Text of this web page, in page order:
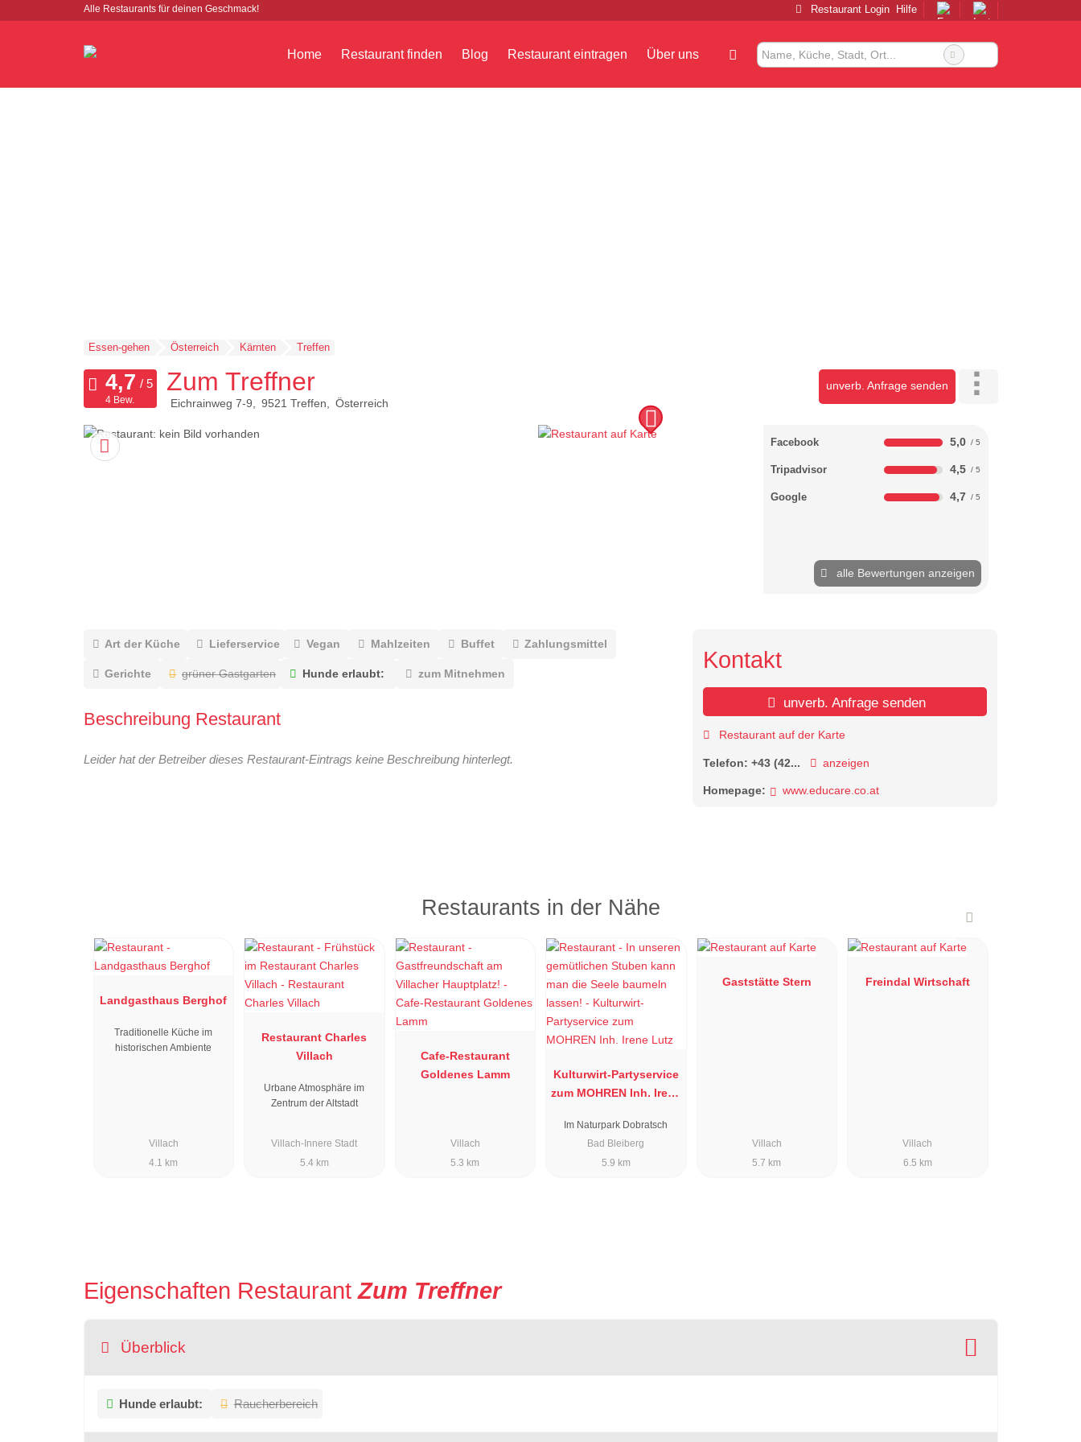
Alle Restaurants für deinen Geschmack! Restaurant Login Hilfe
Home Restaurant finden Blog Restaurant eintragen Über uns
Essen-gehen Österreich Kärnten Treffen
Zum Treffner
Eichrainweg 7-9 9521 Treffen Österreich
unverb. Anfrage senden
4 Bew.
Facebook 5,0
Tripadvisor 4,5
Google 4,7
alle Bewertungen anzeigen
Art der Küche Lieferservice Vegan Mahlzeiten Buffet Zahlungsmittel
Gerichte grüner Gastgarten Hunde erlaubt: zum Mitnehmen
Beschreibung Restaurant
Leider hat der Betreiber dieses Restaurant-Eintrags keine Beschreibung hinterlegt.
Kontakt
unverb. Anfrage senden
Restaurant auf der Karte
Telefon:+43 (42... anzeigen
Homepage: www.educare.co.at
Restaurants in der Nähe
Landgasthaus Berghof
Traditionelle Küche im
historischen Ambiente
Villach
4.1 km
Restaurant Charles
Villach
Urbane Atmosphäre im
Zentrum der Altstadt
Villach-Innere Stadt
5.4 km
Cafe-Restaurant
Goldenes Lamm
Villach
5.3 km
Kulturwirt-Partyservice
zum MOHREN Inh. Irene
Im Naturpark Dobratsch
Bad Bleiberg
5.9 km
Gaststätte Stern
Villach
5.7 km
Freindal Wirtschaft
Villach
6.5 km
Eigenschaften RestaurantZum Treffner
Überblick
Hunde erlaubt: Raucherbereich